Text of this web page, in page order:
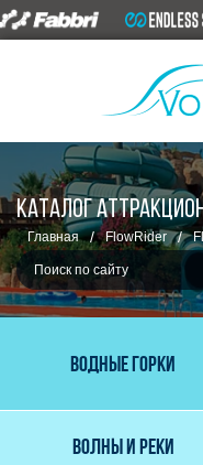
КАТАЛОГ
Главная / FlowRider /
Водные горки
Волны и реки